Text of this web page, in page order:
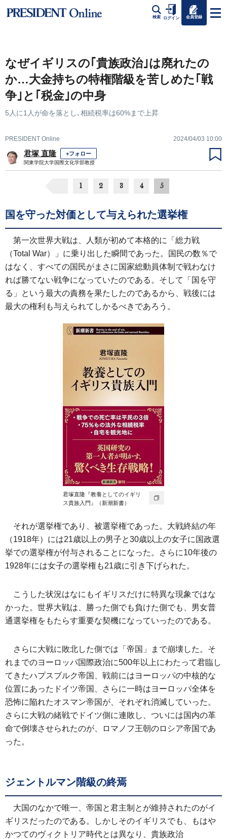
検索 ログイン 会員登録
なぜイギリスの｢貴族政治｣は廃れたの
か…大金持ちの特権階級を苦しめた｢戦
争｣と｢税金｣の中身
5人に1人が命を落とし､相続税率は60%まで上昇
PRESIDENT Online 2024/04/03 10:00
君塚 直隆 +フォロー
関東学院大学国際文化学部教授
1 2 3 4 5
国を守った対価として与えられた選挙権
第一次世界大戦は、人類が初めて本格的に「総力戦
（Total War）」に乗り出した瞬間であった。国民の数％で
はなく、すべての国民がまさに国家総動員体制で戦わなけ
れば勝てない戦争になっていたのである。そして「国を守
る」という最大の責務を果たしたのであるから、戦後には
最大の権利も与えられてしかるべきであろう。
君塚直隆『教養としてのイギリ
ス貴族入門』（新潮新書）
それが選挙権であり、被選挙権であった。大戦終結の年
（1918年）には21歳以上の男子と30歳以上の女子に国政選
挙での選挙権が付与されることになった。さらに10年後の
1928年には女子の選挙権も21歳に引き下げられた。
こうした状況はなにもイギリスだけに特異な現象ではな
かった。世界大戦は、勝った側でも負けた側でも、男女普
通選挙権をもたらす重要な契機になっていったのである。
さらに大戦に敗北した側では「帝国」まで崩壊した。そ
れまでのヨーロッパ国際政治に500年以上にわたって君臨し
てきたハプスブルク帝国、戦前にはヨーロッパの中核的な
位置にあったドイツ帝国、さらに一時はヨーロッパ全体を
恐怖に陥れたオスマン帝国が、それぞれ消滅していった。
さらに大戦の緒戦でドイツ側に連敗し、ついには国内の革
命で倒壊させられたのが、ロマノフ王朝のロシア帝国であ
った。
ジェントルマン階級の終焉
大国のなかで唯一、帝国と君主制とが維持されたのがイ
ギリスだったのである。しかしそのイギリスでも、もはや
かつてのヴィクトリア時代とは異なり、貴族政治